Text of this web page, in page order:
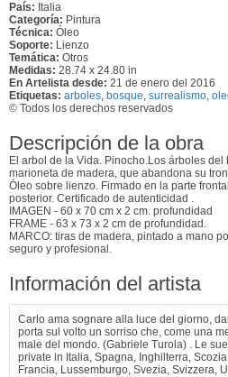
País: Italia
Categoría: Pintura
Técnica: Óleo
Soporte: Lienzo
Temática: Otros
Medidas: 28.74 x 24.80 in
En Artelista desde: 21 de enero del 2016
Etiquetas: arboles, bosque, surrealismo,
© Todos los derechos reservados
Descripción de la obra
El arbol de la Vida. Pinocho.Los árboles
marioneta de madera, que abandona su
Óleo sobre lienzo. Firmado en la parte
posterior. Certificado de autenticidad .
IMAGEN - 60 x 70 cm x 2 cm. profundidad
FRAME - 63 x 73 x 2 cm de profundidad.
MARCO: tiras de madera, pintado a mano
seguro y profesional.
Información del artista
Carlo ama sognare alla luce del giorno,
porta sul volto un sorriso che, come una
male del mondo. (Gabriele Turola) . Le
private in Italia, Spagna, Inghilterra,
Francia, Lussemburgo, Svezia, Svizzera,